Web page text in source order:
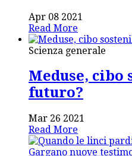
Apr 08 2021
Read More
Scienza generale
Meduse,
futuro?
Mar 26 2021
Read More